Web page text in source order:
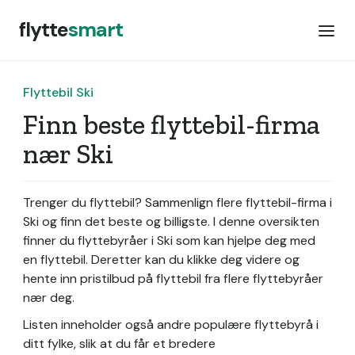
flyttesmart
Flyttebil Ski
Finn beste flyttebil-firma
nær Ski
Trenger du flyttebil? Sammenlign flere flyttebil-firma i
Ski og finn det beste og billigste. I denne oversikten
finner du flyttebyråer i Ski som kan hjelpe deg med
en flyttebil. Deretter kan du klikke deg videre og
hente inn pristilbud på flyttebil fra flere flyttebyråer
nær deg.
Listen inneholder også andre populære flyttebyrå i
ditt fylke, slik at du får et bredere